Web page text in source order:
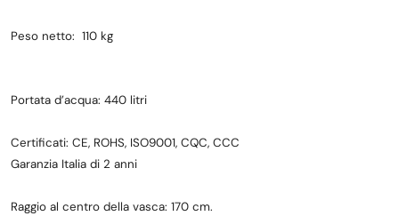
Peso netto: 110 kg
Portata d’acqua: 440 litri
Certificati: CE, ROHS, ISO9001, CQC, CCC
Garanzia Italia di 2 anni
Raggio al centro della vasca: 170 cm.